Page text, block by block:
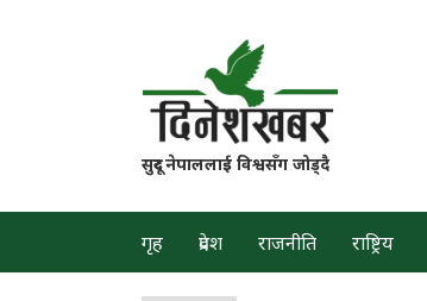
सुदूर नेपाललाई विश्वसँग जोड्दै
गृह प्रदेश राजनीति राष्ट्रिय